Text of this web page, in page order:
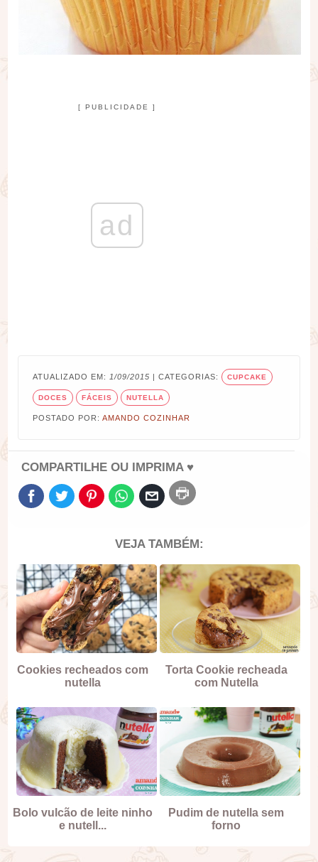
[ PUBLICIDADE ]
ad
ATUALIZADO EM: 1/09/2015 | CATEGORIAS: CUPCAKE
DOCES FÁCEIS NUTELLA
POSTADO POR:AMANDO COZINHAR
COMPARTILHE OU IMPRIMA ♥
VEJA TAMBÉM:
Cookies recheados com
nutella
Torta Cookie recheada
com Nutella
Bolo vulcão de leite ninho
e nutell...
Pudim de nutella sem
forno